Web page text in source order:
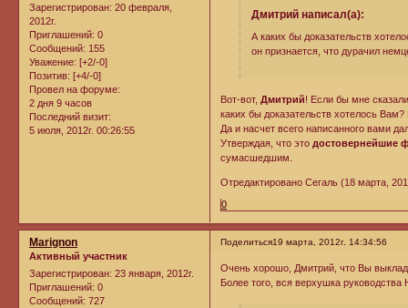
Зарегистрирован: 20 февраля,
2012г.
Приглашений: 0
Сообщений: 155
Уважение: [+2/-0]
Позитив: [+4/-0]
Провел на форуме:
2 дня 9 часов
Последний визит:
5 июля, 2012г. 00:26:55
Дмитрий написал(а):
А каких бы доказательств
он признается, что дурачил
Вот-вот,Дмитрий! Если бы мне
каких бы доказательств хотелось
Да и насчет всего написанного вами
Утверждая, что это достовернейшие
сумасшедшим.
Отредактировано Сегаль (18 марта,
0
Поделиться19 марта, 2012г. 14:34:56
Marignon
Активный участник
Зарегистрирован: 23 января, 2012г.
Приглашений: 0
Сообщений: 727
Очень хорошо, Дмитрий, что Вы
Более того, вся верхушка